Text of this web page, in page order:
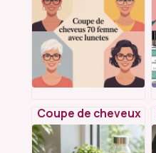
Coupe de cheveux
femme 70 ans avec
lunettes : les